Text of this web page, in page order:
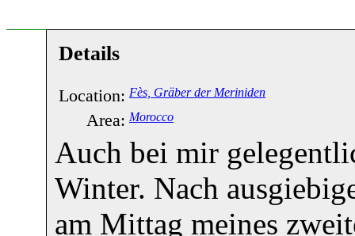
Details
Location: Fès, Gräber der Meriniden
Area: Morocco
Auch bei mir
Winter. Nach
am Mittag meines